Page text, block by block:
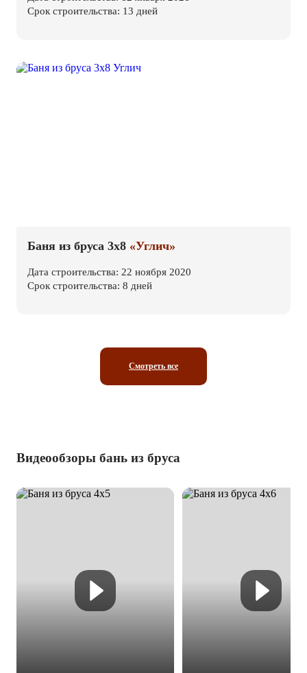
Срок строительства: 13 дней
Баня из бруса 3х8 «Углич»
Дата строительства: 22 ноября 2020
Срок строительства: 8 дней
Смотреть все
Видеообзоры бань из бруса